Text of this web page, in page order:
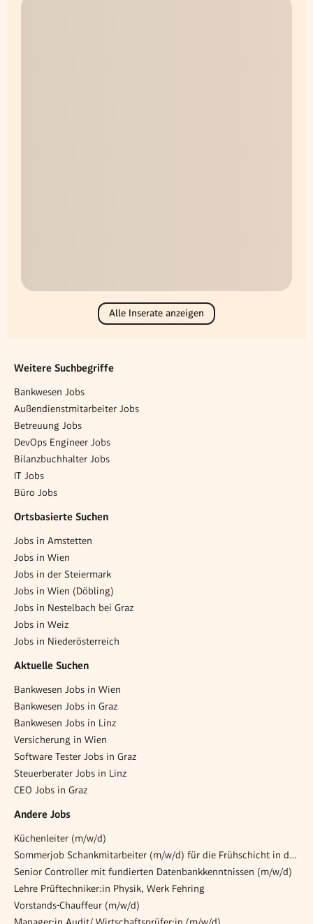
Alle Inserate anzeigen
Weitere Suchbegriffe
Bankwesen Jobs
Außendienstmitarbeiter Jobs
Betreuung Jobs
DevOps Engineer Jobs
Bilanzbuchhalter Jobs
IT Jobs
Büro Jobs
Ortsbasierte Suchen
Jobs in Amstetten
Jobs in Wien
Jobs in der Steiermark
Jobs in Wien (Döbling)
Jobs in Nestelbach bei Graz
Jobs in Weiz
Jobs in Niederösterreich
Aktuelle Suchen
Bankwesen Jobs in Wien
Bankwesen Jobs in Graz
Bankwesen Jobs in Linz
Versicherung in Wien
Software Tester Jobs in Graz
Steuerberater Jobs in Linz
CEO Jobs in Graz
Andere Jobs
Küchenleiter (m/w/d)
Sommerjob Schankmitarbeiter (m/w/d) für die Frühschicht in der Opernlounge
Senior Controller mit fundierten Datenbankkenntnissen (m/w/d)
Lehre Prüftechniker:in Physik, Werk Fehring
Vorstands-Chauffeur (m/w/d)